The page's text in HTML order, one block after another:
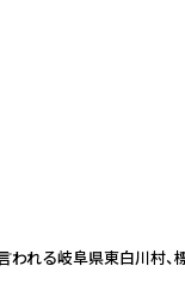
われる岐阜県東白川村